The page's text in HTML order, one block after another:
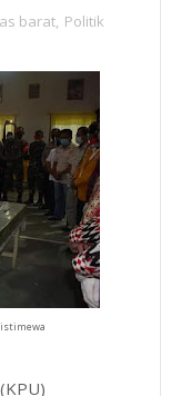
barat, Politik